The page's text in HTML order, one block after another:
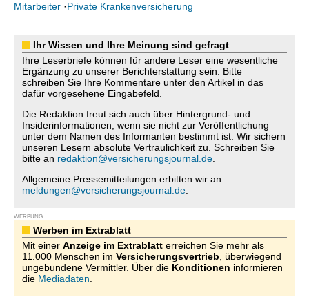
Mitarbeiter ·Private Krankenversicherung
Ihr Wissen und Ihre Meinung sind gefragt
Ihre Leserbriefe können für andere Leser eine wesentliche
Ergänzung zu unserer Berichterstattung sein. Bitte
schreiben Sie Ihre Kommentare unter den Artikel in das
dafür vorgesehene Eingabefeld.
Die Redaktion freut sich auch über Hintergrund- und
Insiderinformationen, wenn sie nicht zur Veröffentlichung
unter dem Namen des Informanten bestimmt ist. Wir sichern
unseren Lesern absolute Vertraulichkeit zu. Schreiben Sie
bitte an redaktion@versicherungsjournal.de
Allgemeine Pressemitteilungen erbitten wir an
meldungen@versicherungsjournal.de
WERBUNG
Werben im Extrablatt
Mit einer Anzeige im Extrablatt erreichen Sie mehr als
11.000 Menschen im Versicherungsvertrieb , überwiegend
ungebundene Vermittler. Über die Konditionen informieren
die Mediadaten